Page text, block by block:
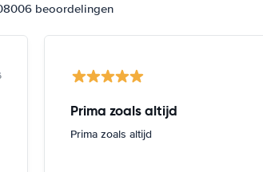
beoordelingen
Prima zoals altijd
Prima zoals altijd